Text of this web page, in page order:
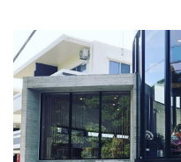
アドバイザー
知